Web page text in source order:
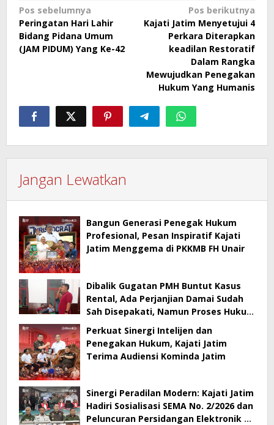
Navigasi
pos
Pos sebelumnya
Peringatan Hari Lahir
Bidang Pidana Umum
(JAM PIDUM) Yang Ke-42
Pos berikutnya
Kajati Jatim Menyetujui 4
Perkara Diterapkan
keadilan Restoratif
Dalam Rangka
Mewujudkan Penegakan
Hukum Yang Humanis
Jangan Lewatkan
Bangun Generasi Penegak Hukum
Profesional, Pesan Inspiratif Kajati
Jatim Menggema di PKKMB FH Unair
Dibalik Gugatan PMH Buntut Kasus
Rental, Ada Perjanjian Damai Sudah
Sah Disepakati, Namun Proses Hukum
Perkuat Sinergi Intelijen dan
Penegakan Hukum, Kajati Jatim
Terima Audiensi Kominda Jatim
Sinergi Peradilan Modern: Kajati Jatim
Hadiri Sosialisasi SEMA No. 2/2026 dan
Peluncuran Persidangan Elektronik di